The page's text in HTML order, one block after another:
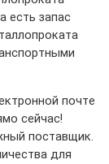
есть запас
почте
сейчас!
поставщик.
для